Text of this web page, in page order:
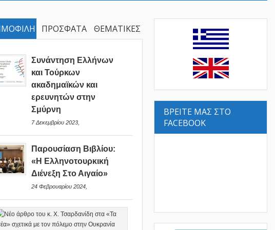
ΒΡΕΙΤΕ ΜΑΣ ΣΤΟ
FACEBOOK
ΠΡΟΣΦΑΤΑ ΘΕΜΑΤΙΚΕΣ
Συνάντηση Ελλήνων
και Τούρκων
ακαδημαϊκών και
ερευνητών στην
Σμύρνη
7 Δεκεμβρίου 2023,
Παρουσίαση Βιβλίου:
«Η Ελληνοτουρκική
Διένεξη Στο Αιγαίο»
24 Φεβρουαρίου 2024,